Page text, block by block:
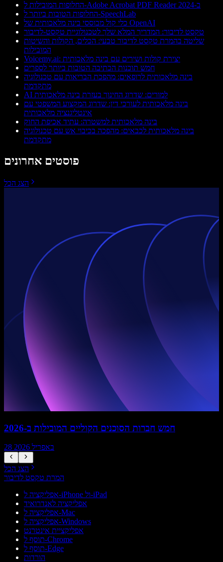
החלופות המובילות ל-Adobe Acrobat PDF Reader ב-2024
החלופות הטובות ביותר ל-SpeechLab
כלי קול מבוססי בינה מלאכותית של OpenAI
טקסט לדיבור: המדריך המלא שלך לטכנולוגיית טקסט-לדיבור
שליטה בהמרת טקסט לדיבור טבעי: הכלים, הקולות והשיטות
המובילות
Voicemy.ai: יצירת קולות ושירים עם בינה מלאכותית
חמש תוכנות הכתיבה הטובות ביותר לספרים
בינה מלאכותית לרופאים: מהפכת הבריאות עם טכנולוגיה
מתקדמת
AI למורים: שדרוג החינוך בעזרת בינה מלאכותית
בינה מלאכותית לעורכי דין: שדרוג המקצוע המשפטי עם
אינטליגנציה מלאכותית
בינה מלאכותית למשטרה: עתיד אכיפת החוק
בינה מלאכותית לכבאים: מהפכה בכיבוי אש עם טכנולוגיה
מתקדמת
פוסטים אחרונים
הצג הכל
חמש חברות הסוכנים הקוליים המובילות ב-2026
28 באפריל 2026
הצג הכל
המרת טקסט לדיבור
אפליקציה ל-iPhone ול-iPad
אפליקציה לאנדרואיד
אפליקציה ל-Mac
אפליקציה ל-Windows
אפליקציית אינטרנט
תוסף ל-Chrome
תוסף ל-Edge
הורדות